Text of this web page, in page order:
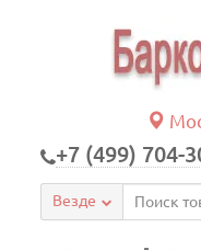
+7 (499) 704-
Везде